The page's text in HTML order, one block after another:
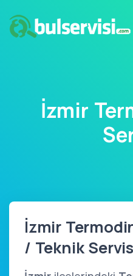
İzmir
İzmir
/ Teknik Servis